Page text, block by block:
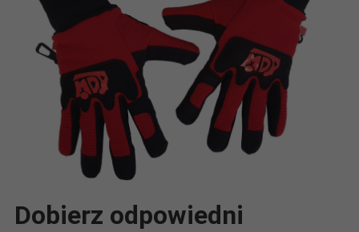
Dobierz odpowiedni